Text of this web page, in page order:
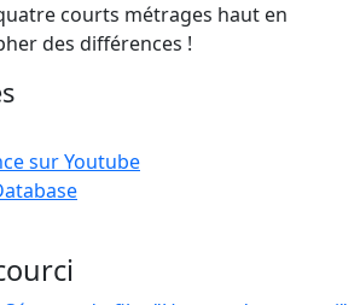
courts métrages haut en
des différences !
sur Youtube